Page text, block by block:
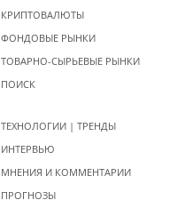
КРИПТОВАЛЮТЫ
ФОНДОВЫЕ РЫНКИ
ТОВАРНО-СЫРЬЕВЫЕ РЫНКИ
ПОИСК
ТЕХНОЛОГИИ | ТРЕНДЫ
ИНТЕРВЬЮ
МНЕНИЯ И КОММЕНТАРИИ
ПРОГНОЗЫ